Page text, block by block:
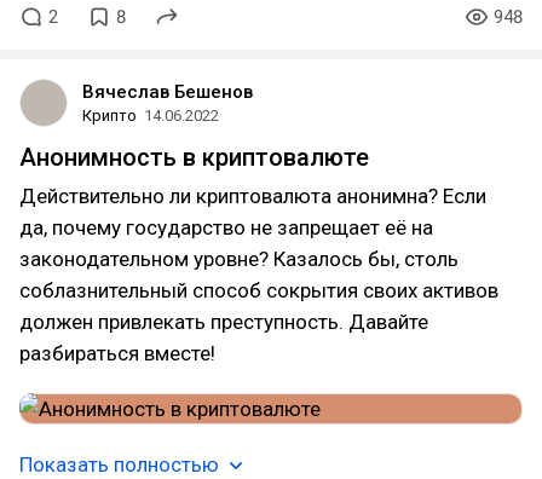
2 8 948
Вячеслав Бешенов
Крипто 14.06.2022
Анонимность в криптовалюте
Действительно ли криптовалюта анонимна? Если
да, почему государство не запрещает её на
законодательном уровне? Казалось бы, столь
соблазнительный способ сокрытия своих активов
должен привлекать преступность. Давайте
разбираться вместе!
Показать полностью